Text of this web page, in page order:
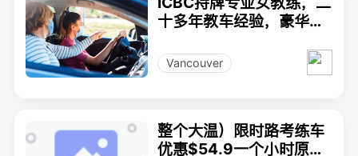
十多年教车经验，豪华座
Vancouver
整个大温）限时路考练车
优惠$54.9一个小时原价